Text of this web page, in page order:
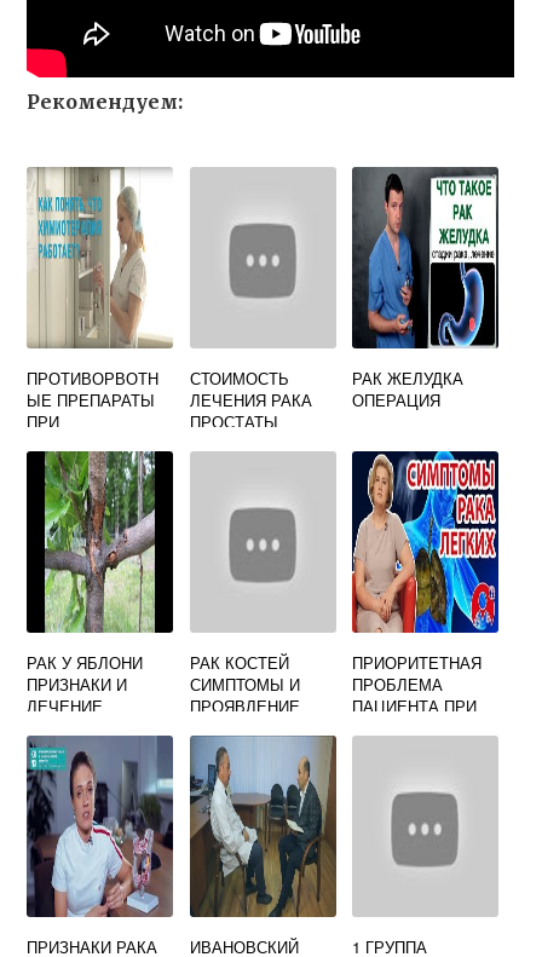
Рекомендуем:
ПРОТИВОРВОТН
ЫЕ ПРЕПАРАТЫ
ПРИ
САМЫЕ
ЭФФЕКТИВНЫЕ
СТОИМОСТЬ
ЛЕЧЕНИЯ РАКА
ПРОСТАТЫ
РАК ЖЕЛУДКА
ОПЕРАЦИЯ
РАК У ЯБЛОНИ
ПРИЗНАКИ И
ЛЕЧЕНИЕ
РАК КОСТЕЙ
СИМПТОМЫ И
ПРОЯВЛЕНИЕ
ПРИОРИТЕТНАЯ
ПРОБЛЕМА
ПАЦИЕНТА ПРИ
ПРИЗНАКИ РАКА
ИВАНОВСКИЙ
1 ГРУППА